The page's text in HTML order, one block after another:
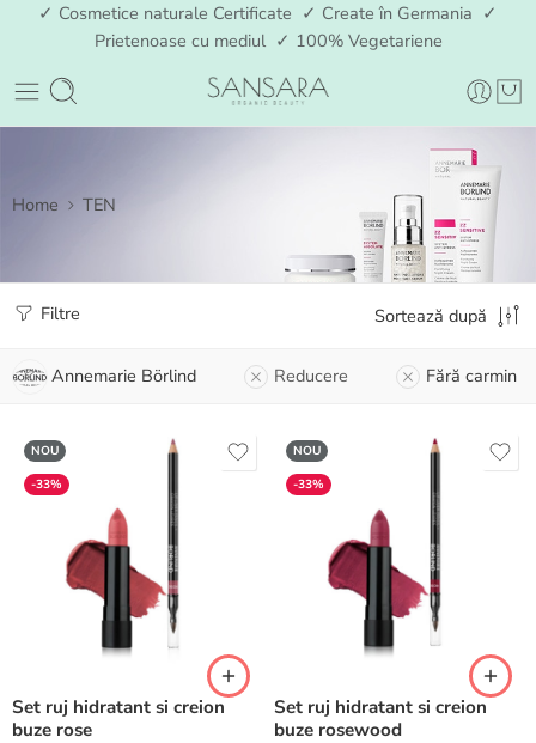
✓ Cosmetice naturale Certificate ✓ Create în Germania ✓
Prietenoase cu mediul ✓ 100% Vegetariene
Home TEN
Filtre Sortează după
Annemarie Börlind Reducere Fără carmin
NOU
-33%
Set ruj hidratant si creion
buze rose
NOU
-33%
Set ruj hidratant si creion
buze rosewood